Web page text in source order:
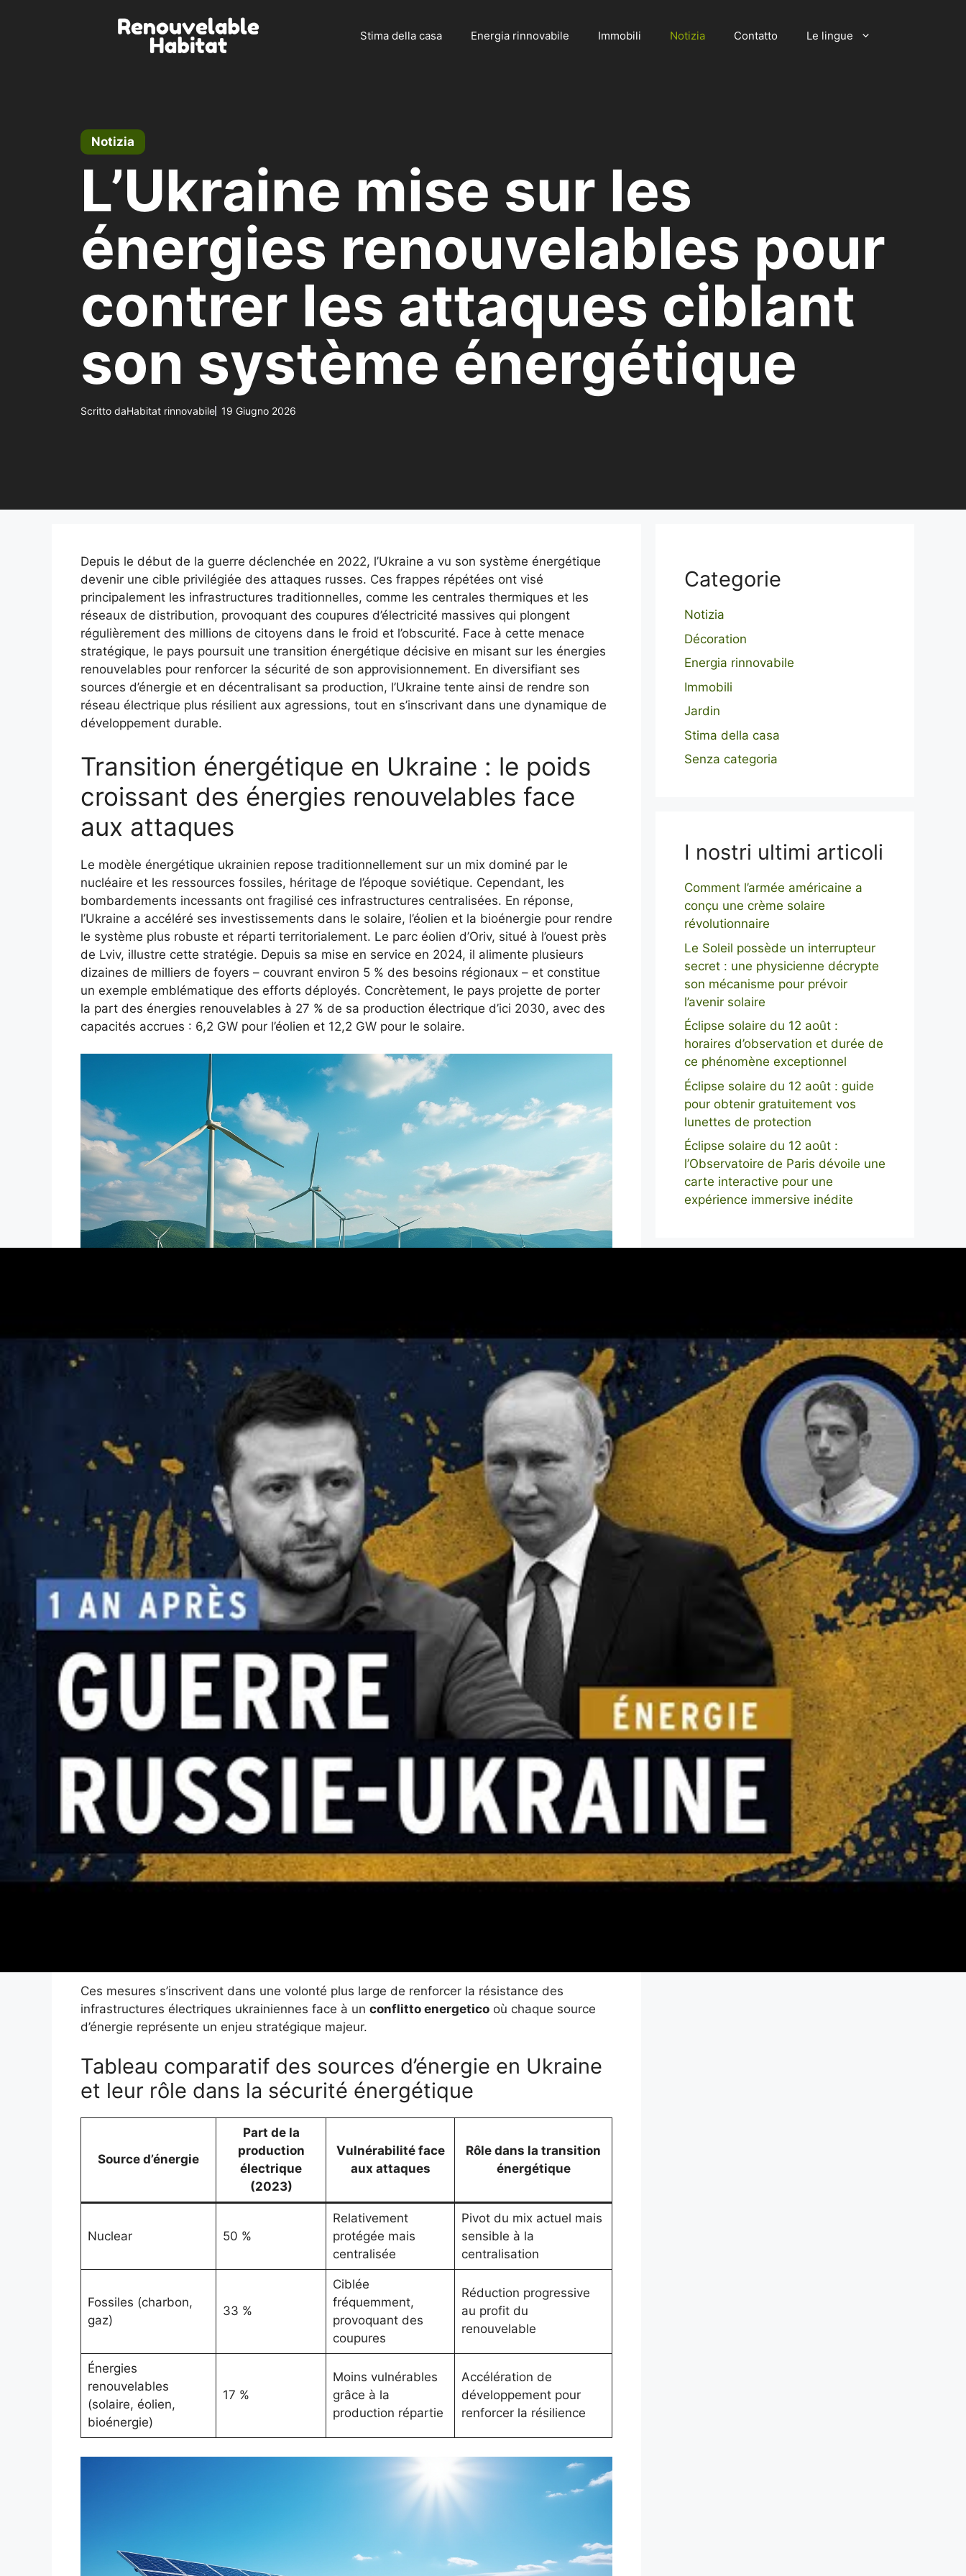
Stima della casa Energia rinnovabile Immobili Notizia Contatto Le lingue
Notizia
L’Ukraine mise sur les
énergies renouvelables pour
contrer les attaques ciblant
son système énergétique
Scritto daHabitat rinnovabile 19 Giugno 2026
Depuis le début de la guerre déclenchée en 2022, l’Ukraine a vu son système énergétique
devenir une cible privilégiée des attaques russes. Ces frappes répétées ont visé
principalement les infrastructures traditionnelles, comme les centrales thermiques et les
réseaux de distribution, provoquant des coupures d’électricité massives qui plongent
régulièrement des millions de citoyens dans le froid et l’obscurité. Face à cette menace
stratégique, le pays poursuit une transition énergétique décisive en misant sur les énergies
renouvelables pour renforcer la sécurité de son approvisionnement. En diversifiant ses
sources d’énergie et en décentralisant sa production, l’Ukraine tente ainsi de rendre son
réseau électrique plus résilient aux agressions, tout en s’inscrivant dans une dynamique de
développement durable.
Transition énergétique en Ukraine : le poids
croissant des énergies renouvelables face
aux attaques
Le modèle énergétique ukrainien repose traditionnellement sur un mix dominé par le
nucléaire et les ressources fossiles, héritage de l’époque soviétique. Cependant, les
bombardements incessants ont fragilisé ces infrastructures centralisées. En réponse,
l’Ukraine a accéléré ses investissements dans le solaire, l’éolien et la bioénergie pour rendre
le système plus robuste et réparti territorialement. Le parc éolien d’Oriv, situé à l’ouest près
de Lviv, illustre cette stratégie. Depuis sa mise en service en 2024, il alimente plusieurs
dizaines de milliers de foyers – couvrant environ 5 % des besoins régionaux – et constitue
un exemple emblématique des efforts déployés. Concrètement, le pays projette de porter
la part des énergies renouvelables à 27 % de sa production électrique d’ici 2030, avec des
capacités accrues : 6,2 GW pour l’éolien et 12,2 GW pour le solaire.
La diversification comme clef de la résilience
énergétique ukrainienne
La diversification des sources d’énergie est désormais considérée comme un
pilier de la
sécurité énergétique
ukrainienne. En déployant massivement des installations
renouvelables, le pays diminue sa dépendance aux centrales vulnérables, ciblées de façon
quasi systématique par des missiles et drones russes. Selon un rapport ministériel, l’éolien
bénéficie d’un avantage notable grâce à sa rapidité de développement et à sa capacité à
s’intégrer rapidement dans le réseau. Ce système moins centralisé réduit les risques
d’effondrement du réseau et augmente la capacité de récupération après les attaques.
Avant 2022, l’Ukraine disposait d’environ 1,67 GW de capacités éoliennes, principalement
localisées près de la mer d’Azov, mais 90 % de ces installations ont été détruites ou
rendues inopérantes par le conflit. Depuis, le déploiement s’est concentré à l’ouest, en
particulier autour de Lviv, où les infrastructures sont préservées et le climat propice.
Parallèlement, l’énergie solaire trouve également sa place dans ce cadre de transition
énergétique.
Des solutions concrètes pour sécuriser le
système énergétique ukrainien
Outre le parc éolien d’Oriv, plusieurs initiatives illustrent la montée en puissance des
renouvelables dans la stratégie ukrainienne de résilience énergétique :
Installation de panneaux solaires dans les hôpitaux et écoles afin d’assurer un
approvisionnement ininterrompu malgré les coupures sur le réseau principal.
Développement de micro-réseaux autonomes intégrant solaire et bioénergie pour
alimenter des zones isolées ou lourdement touchées par les hostilités.
Ces mesures s’inscrivent dans une volonté plus large de renforcer la résistance des
infrastructures électriques ukrainiennes face à un conflitto energetico où chaque source
d’énergie représente un enjeu stratégique majeur.
Tableau comparatif des sources d’énergie en Ukraine
et leur rôle dans la sécurité énergétique
Source d’énergie
Part de la
production
électrique
(2023)
Vulnérabilité face
aux attaques
Rôle dans la transition
énergétique
Nuclear 50 %
Relativement
protégée mais
centralisée
Pivot du mix actuel mais
sensible à la
centralisation
Fossiles (charbon,
gaz)
33 %
Ciblée
fréquemment,
provoquant des
coupures
Réduction progressive
au profit du
renouvelable
Énergies
renouvelables
(solaire, éolien,
bioénergie)
17 %
Moins vulnérables
grâce à la
production répartie
Accélération de
développement pour
renforcer la résilience
Categorie
Notizia
Décoration
Energia rinnovabile
Immobili
Jardin
Stima della casa
Senza categoria
I nostri ultimi articoli
Comment l’armée américaine a
conçu une crème solaire
révolutionnaire
Le Soleil possède un interrupteur
secret : une physicienne décrypte
son mécanisme pour prévoir
l’avenir solaire
Éclipse solaire du 12 août :
horaires d’observation et durée de
ce phénomène exceptionnel
Éclipse solaire du 12 août : guide
pour obtenir gratuitement vos
lunettes de protection
Éclipse solaire du 12 août :
l’Observatoire de Paris dévoile une
carte interactive pour une
expérience immersive inédite